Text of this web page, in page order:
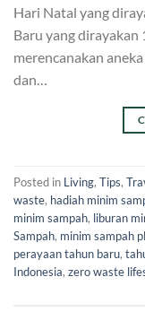
Hari Natal yang
Baru yang dirayakan
merencanakan
dan…
Posted in Living, Tips,
waste, hadiah minim
minim sampah, liburan
Sampah, minim sampah
perayaan tahun baru,
Indonesia, zero waste